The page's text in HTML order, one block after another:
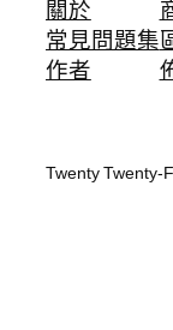
關於
常見問題集
作者
Twenty Twenty-